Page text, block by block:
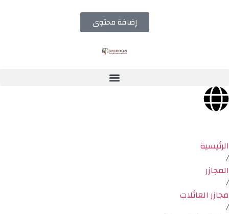
إضافة محتوى
الرئيسية
/
المجازر
/
مجازر العائلات
/